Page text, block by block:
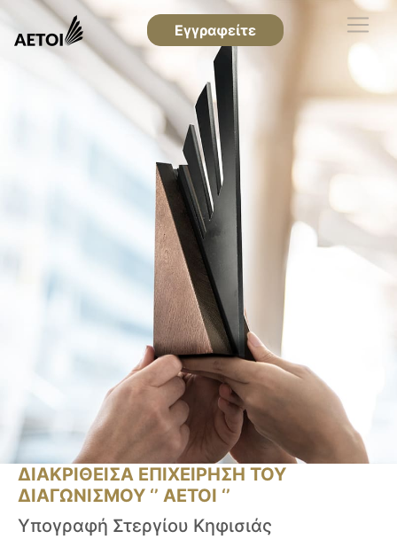
Εγγραφείτε
ΔΙΑΚΡΙΘΕΙΣΑ ΕΠΙΧΕΙΡΗΣΗ ΤΟΥ
ΔΙΑΓΩΝΙΣΜΟΥ ‘’ ΑΕΤΟΙ ‘’
Υπογραφή Στεργίου Κηφισιάς